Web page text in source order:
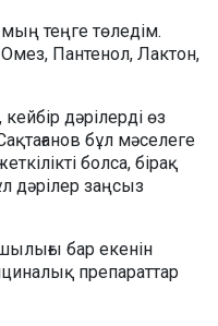
теңге төледім.
Омез, Пантенол, Лактон,
дәрілерді өз
бұл мәселеге
болса, бірақ
дәрілер заңсыз
бар екенін
препараттар